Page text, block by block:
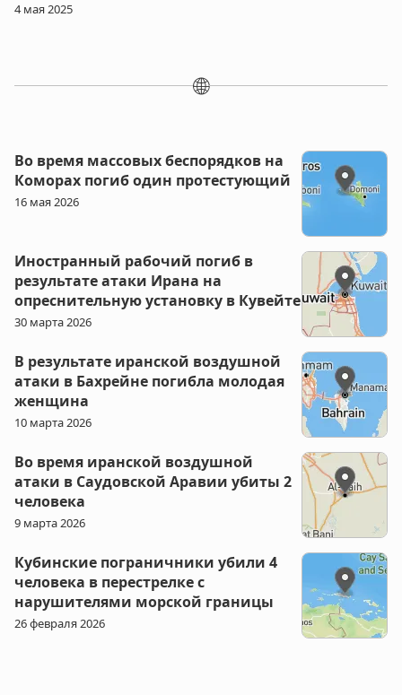
4 мая 2025
🌐
Во время массовых беспорядков на
Коморах погиб один протестующий
16 мая 2026
Иностранный рабочий погиб в
результате атаки Ирана на
опреснительную установку в Кувейте
30 марта 2026
В результате иранской воздушной
атаки в Бахрейне погибла молодая
женщина
10 марта 2026
Во время иранской воздушной
атаки в Саудовской Аравии убиты 2
человека
9 марта 2026
Кубинские пограничники убили 4
человека в перестрелке с
нарушителями морской границы
26 февраля 2026